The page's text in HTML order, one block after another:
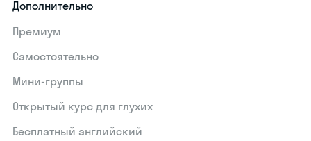
Дополнительно
Премиум
Самостоятельно
Мини-группы
Открытый курс для глухих
Бесплатный английский